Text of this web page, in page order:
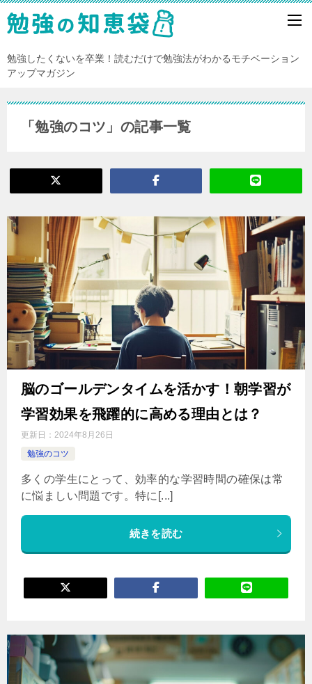
勉強したくないを卒業！読むだけで勉強法がわかるモチベーション
アップマガジン
「勉強のコツ」の記事一覧
脳のゴールデンタイムを活かす！朝学習が
学習効果を飛躍的に高める理由とは？
更新日： 2024年8月26日
勉強のコツ
多くの学生にとって、効率的な学習時間の確保は常
に悩ましい問題です。特に[...]
続きを読む